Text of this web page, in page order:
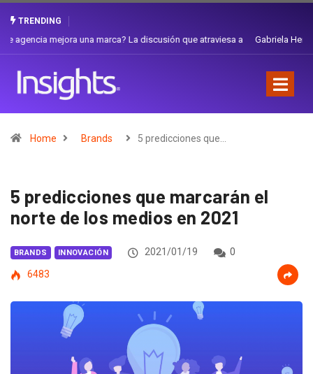
TRENDING
Gabriela Herrera y el arte de cambiarse el sombrero en Corporación
Home Brands 5 predicciones que…
5 predicciones que marcarán el
norte de los medios en 2021
BRANDS INNOVACIÓN 2021/01/19
0
6483